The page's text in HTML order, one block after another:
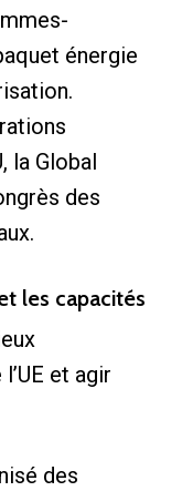
énergie
la Global
des
les capacités
et agir
des